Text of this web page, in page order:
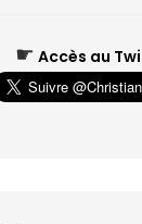
☛ Accès au